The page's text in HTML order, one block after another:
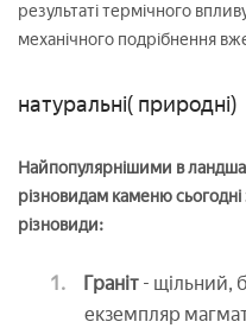
результаті термічного
механічного подрібнення
натуральні( природні)
Найпопулярнішими в
різновидам каменю
різновиди:
Граніт - щільний,
екземпляр